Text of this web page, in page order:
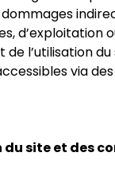
d’exploitation
l’utilisation du
via
du site et des